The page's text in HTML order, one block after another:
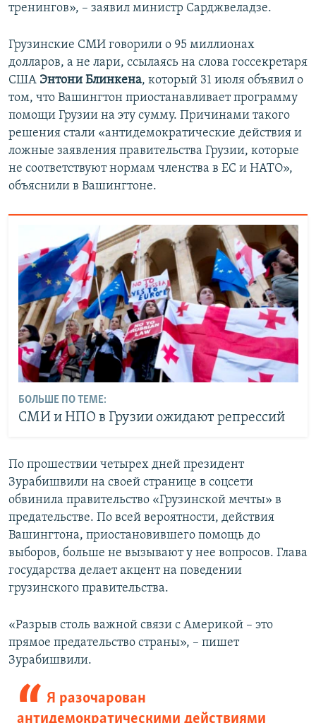
тренингов», – заявил министр Сарджвеладзе.
Грузинские СМИ говорили о 95 миллионах
долларов, а не лари, ссылаясь на слова госсекретаря
США Энтони Блинкена, который 31 июля объявил о
том, что Вашингтон приостанавливает программу
помощи Грузии на эту сумму. Причинами такого
решения стали «антидемократические действия и
ложные заявления правительства Грузии, которые
не соответствуют нормам членства в ЕС и НАТО»,
объяснили в Вашингтоне.
БОЛЬШЕ ПО ТЕМЕ:
СМИ и НПО в Грузии ожидают репрессий
По прошествии четырех дней президент
Зурабишвили на своей странице в соцсети
обвинила правительство «Грузинской мечты» в
предательстве. По всей вероятности, действия
Вашингтона, приостановившего помощь до
выборов, больше не вызывают у нее вопросов. Глава
государства делает акцент на поведении
грузинского правительства.
«Разрыв столь важной связи с Америкой – это
прямое предательство страны», – пишет
Зурабишвили.
Я разочарован
антидемократическими действиями